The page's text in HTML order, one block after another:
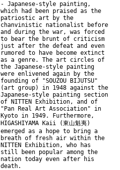
- Japanese-style painting,
which had been praised as the
patriostic art by the
chanvinistic nationalist before
and during the war, was forced
to bear the brunt of criticism
just after the defeat and even
rumored to have become extinct
as a genre. The art circles of
the Japanese-style painting
were enlivened again by the
founding of "SOUZOU BIJUTSU"
(art group) in 1948 against the
Japanese-style painting section
of NITTEN Exhibition, and of
"Pan Real Art Association" in
Kyoto in 1949. Furthermore,
HIGASHIYAMA Kaii (東山魁夷)
emerged as a hope to bring a
breath of fresh air within the
NITTEN Exhibition, who has
still been popular among the
nation today even after his
death.